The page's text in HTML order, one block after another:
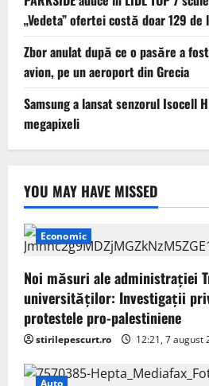
„Vedeta” ofertei costă doar 129 de
Zbor anulat după ce o pasăre a
avion, pe un aeroport din Grecia
Samsung a lansat senzorul Isocell
megapixeli
YOU MAY HAVE MISSED
Economic
Noi măsuri ale administrației
universităților: Investigații
protestele pro-palestiniene
stirilepescurt.ro 12:21, 7 august
Auto